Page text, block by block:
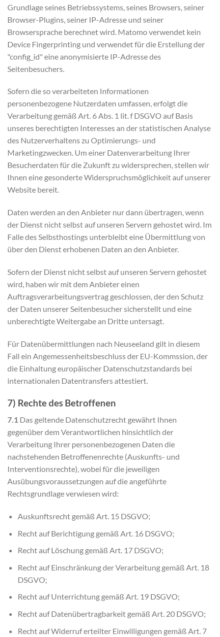
Grundlage seines Betriebssystems, seines Browsers, seiner
Browser-Plugins, seiner IP-Adresse und seiner
Browsersprache berechnet wird. Matomo verwendet kein
Device Fingerprinting und verwendet für die Erstellung der
"config_id" eine anonymisierte IP-Adresse des
Seitenbesuchers.
Sofern die so verarbeiteten Informationen
personenbezogene Nutzerdaten umfassen, erfolgt die
Verarbeitung gemäß Art. 6 Abs. 1 lit. f DSGVO auf Basis
unseres berechtigten Interesses an der statistischen Analyse
des Nutzerverhaltens zu Optimierungs- und
Marketingzwecken. Um einer Datenverarbeitung Ihrer
Besucherdaten für die Zukunft zu widersprechen, stellen wir
Ihnen eine gesonderte Widerspruchsmöglichkeit auf unserer
Website bereit.
Daten werden an den Anbieter nur dann übertragen, wenn
der Dienst nicht selbst auf unseren Servern gehostet wird. Im
Falle des Selbsthostings unterbleibt eine Übermittlung von
über den Dienst erhobenen Daten an den Anbieter.
Sofern der Dienst nicht selbst auf unseren Servern gehostet
wird, haben wir mit dem Anbieter einen
Auftragsverarbeitungsvertrag geschlossen, der den Schutz
der Daten unserer Seitenbesucher sicherstellt und eine
unberechtigte Weitergabe an Dritte untersagt.
Für Datenübermittlungen nach Neuseeland gilt in diesem
Fall ein Angemessenheitsbeschluss der EU-Kommssion, der
die Einhaltung europäischer Datenschutzstandards bei
internationalen Datentransfers attestiert.
7) Rechte des Betroffenen
7.1 Das geltende Datenschutzrecht gewährt Ihnen
gegenüber dem Verantwortlichen hinsichtlich der
Verarbeitung Ihrer personenbezogenen Daten die
nachstehenden Betroffenenrechte (Auskunfts- und
Interventionsrechte), wobei für die jeweiligen
Ausübungsvoraussetzungen auf die angeführte
Rechtsgrundlage verwiesen wird:
Auskunftsrecht gemäß Art. 15 DSGVO;
Recht auf Berichtigung gemäß Art. 16 DSGVO;
Recht auf Löschung gemäß Art. 17 DSGVO;
Recht auf Einschränkung der Verarbeitung gemäß Art. 18
DSGVO;
Recht auf Unterrichtung gemäß Art. 19 DSGVO;
Recht auf Datenübertragbarkeit gemäß Art. 20 DSGVO;
Recht auf Widerruf erteilter Einwilligungen gemäß Art. 7